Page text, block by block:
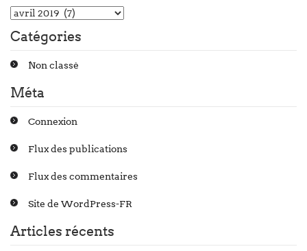
Catégories
Non classé
Méta
Connexion
Flux des publications
Flux des commentaires
Site de WordPress-FR
Articles récents